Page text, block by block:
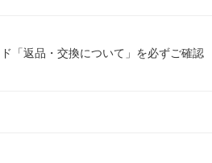
「返品・交換について」を必ずご確認